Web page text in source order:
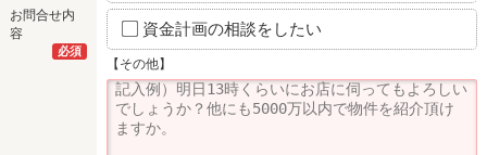
お問合せ内
容
必須
資金計画の相談をしたい
【その他】